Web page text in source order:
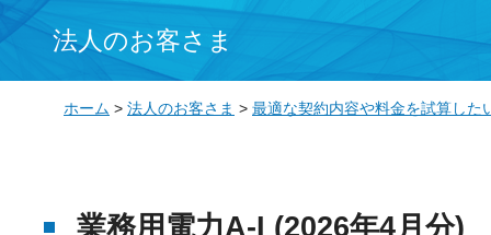
法人のお客さま
ホーム > 法人のお客さま > 最適な契約内容や料金を試算した
業務用電力A-I (2026年4月分)